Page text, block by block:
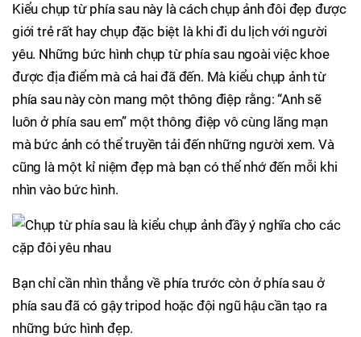
Kiểu chụp từ phía sau này là cách chụp ảnh đôi đẹp được
giới trẻ rất hay chụp đặc biệt là khi đi du lịch với người
yêu. Những bức hình chụp từ phía sau ngoài việc khoe
được địa điểm mà cả hai đã đến. Mà kiểu chụp ảnh từ
phía sau này còn mang một thông điệp rằng: “Anh sẽ
luôn ở phía sau em” một thông điệp vô cùng lãng mạn
mà bức ảnh có thể truyền tải đến những người xem. Và
cũng là một kỉ niệm đẹp mà bạn có thể nhớ đến mỗi khi
nhìn vào bức hình.
Bạn chỉ cần nhìn thẳng về phía trước còn ở phía sau ở
phía sau đã có gậy tripod hoặc đội ngũ hậu cần tạo ra
những bức hình đẹp.